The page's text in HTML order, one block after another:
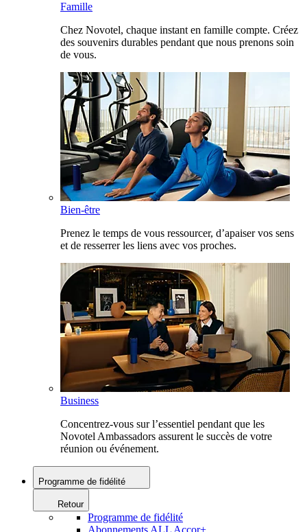
Famille
Chez Novotel, chaque instant en famille compte. Créez
des souvenirs durables pendant que nous prenons soin
de vous.
Bien-être
Prenez le temps de vous ressourcer, d’apaiser vos sens
et de resserrer les liens avec vos proches.
Business
Concentrez-vous sur l’essentiel pendant que les
Novotel Ambassadors assurent le succès de votre
réunion ou événement.
Programme de fidélité
Retour
Programme de fidélité
Abonnements ALL Accor+